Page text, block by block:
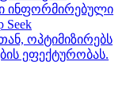
ინფორმირებული
Seek
ოპტიმიზირებს
ეფექტურობას.